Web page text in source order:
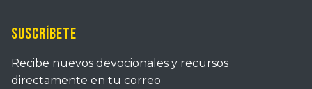
Suscríbete
Recibe nuevos devocionales y recursos
directamente en tu correo